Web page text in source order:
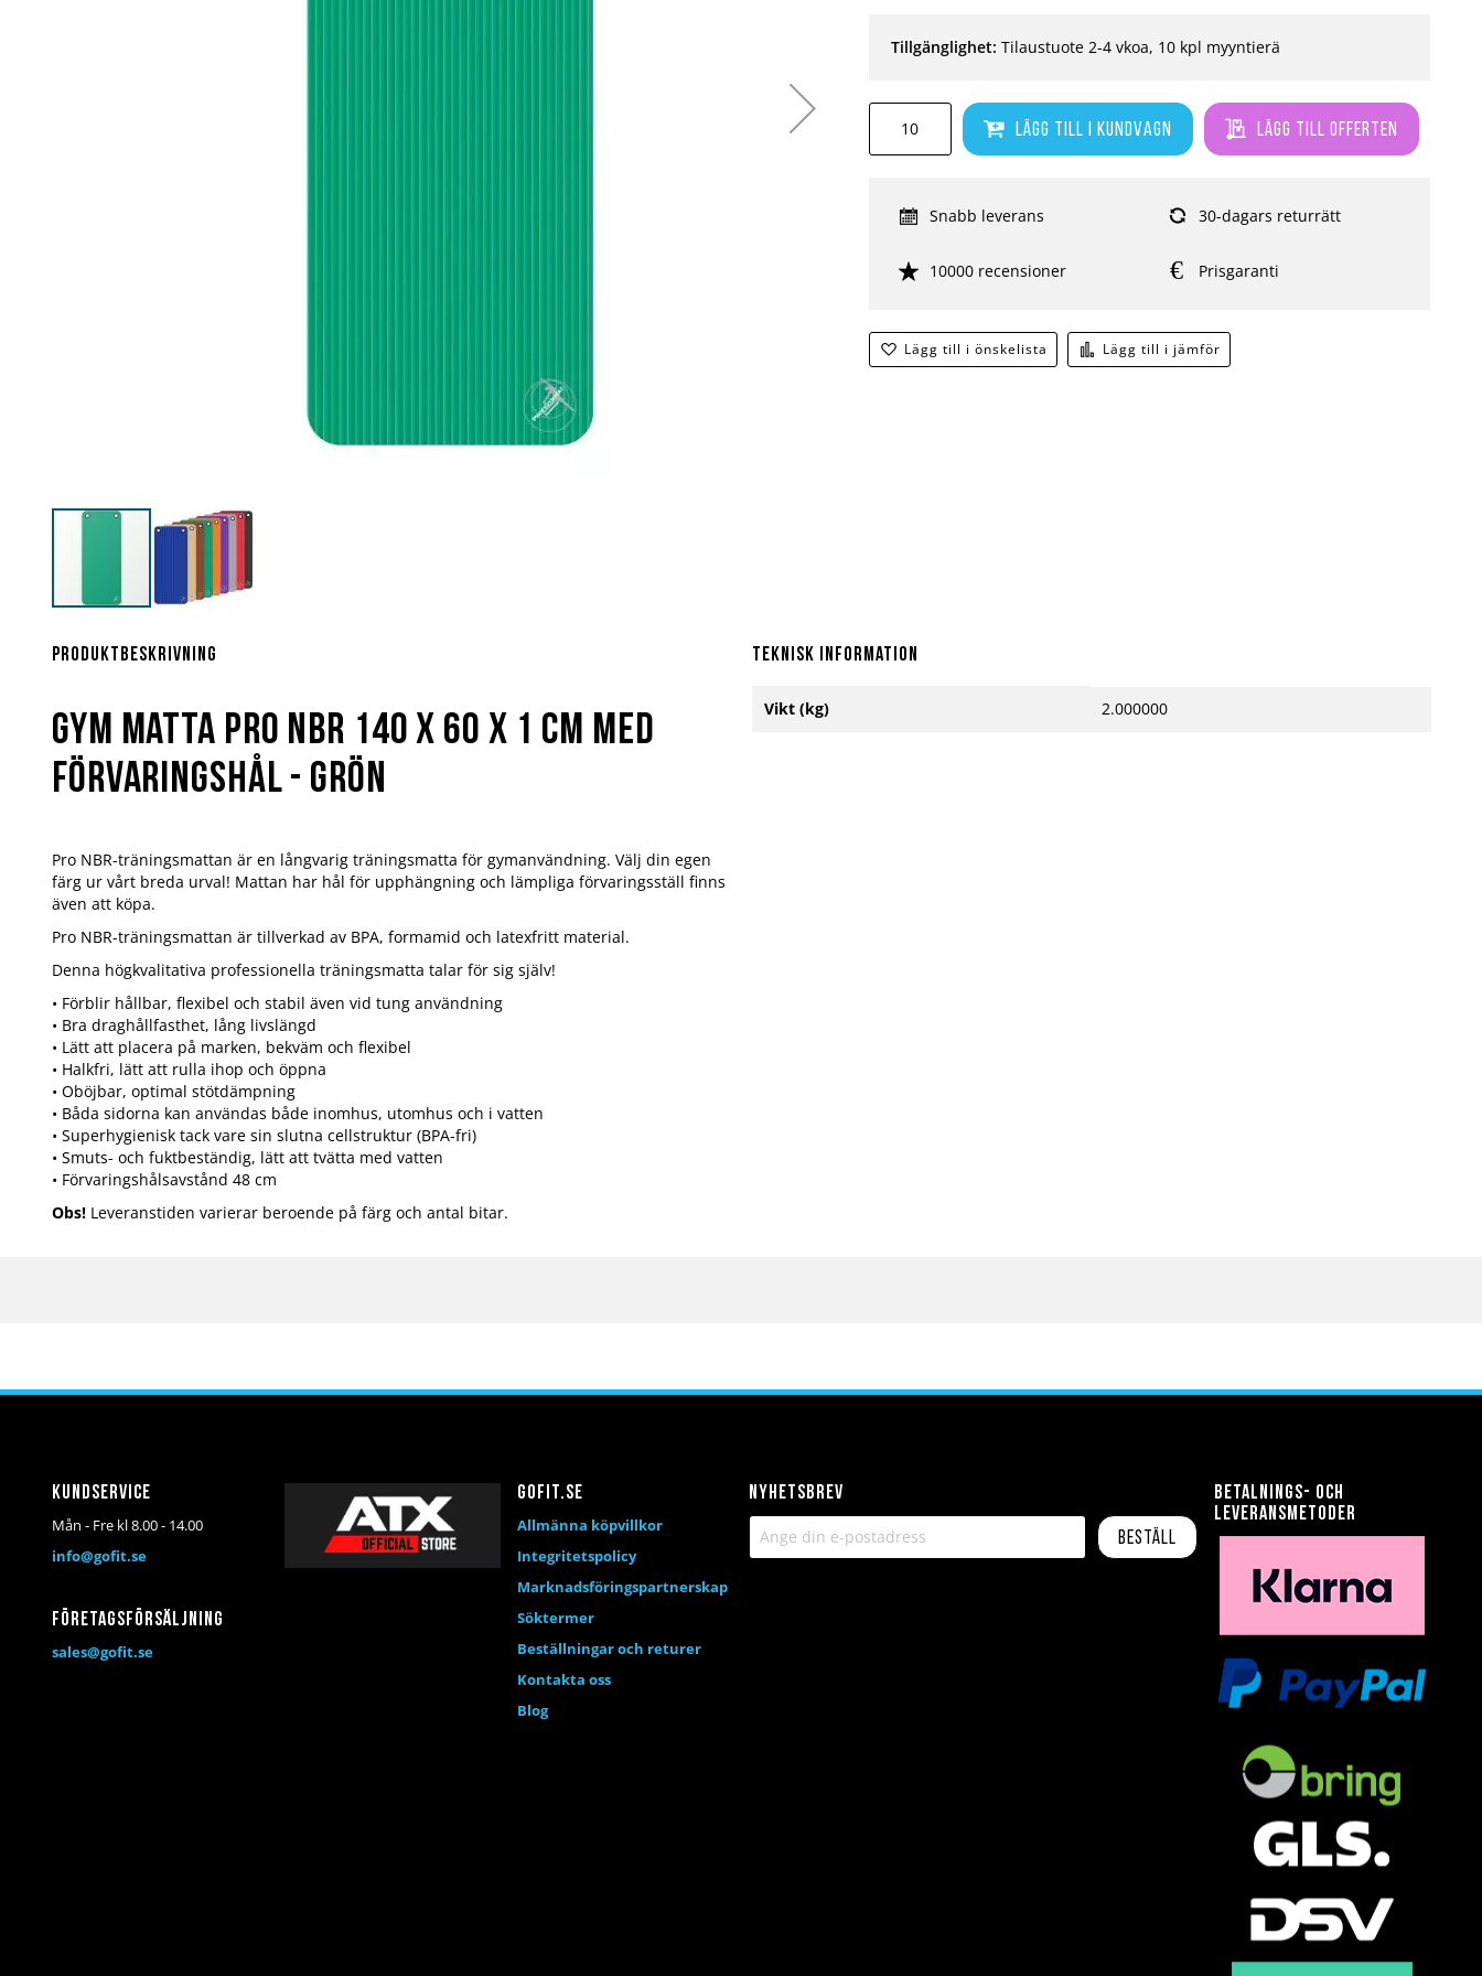
Lägg till i kundvagn Lägg till offerten
Lägg till i önskelista Lägg till i jämför
Tillgänglighet: Tilaustuote 2-4 vkoa, 10 kpl myyntierä
Snabb leverans 30-dagars returrätt
10000 recensioner Prisgaranti
början
Produktbeskrivning
Gym Matta PRO NBR 140 X 60 X 1 cm med
Förvaringshål - Grön
Pro NBR-träningsmattan är en långvarig träningsmatta för gymanvändning. Välj din egen
färg ur vårt breda urval! Mattan har hål för upphängning och lämpliga förvaringsställ finns
även att köpa.
Pro NBR-träningsmattan är tillverkad av BPA, formamid och latexfritt material.
Denna högkvalitativa professionella träningsmatta talar för sig själv!
• Förblir hållbar, flexibel och stabil även vid tung användning
• Bra draghållfasthet, lång livslängd
• Lätt att placera på marken, bekväm och flexibel
• Halkfri, lätt att rulla ihop och öppna
• Oböjbar, optimal stötdämpning
• Båda sidorna kan användas både inomhus, utomhus och i vatten
• Superhygienisk tack vare sin slutna cellstruktur (BPA-fri)
• Smuts- och fuktbeständig, lätt att tvätta med vatten
• Förvaringshålsavstånd 48 cm
Obs! Leveranstiden varierar beroende på färg och antal bitar.
Teknisk information
information
Vikt (kg) 2.000000
Nyhetsbrev
Beställ
Kundservice
Mån - Fre kl 8.00 - 14.00
info@gofit.se
Företagsförsäljning
sales@gofit.se
Betalnings- och
leveransmetoder
Gofit.se
Allmänna köpvillkor
Integritetspolicy
Marknadsföringspartnerskap
Söktermer
Beställningar och returer
Kontakta oss
Blog